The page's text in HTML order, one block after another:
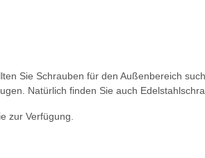
Sie Schrauben für den Außenbereich
Natürlich finden Sie auch
zur Verfügung.